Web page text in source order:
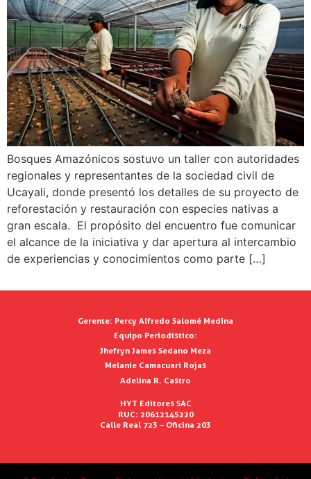
Bosques Amazónicos sostuvo un taller con autoridades
regionales y representantes de la sociedad civil de
Ucayali, donde presentó los detalles de su proyecto de
reforestación y restauración con especies nativas a
gran escala. El propósito del encuentro fue comunicar
el alcance de la iniciativa y dar apertura al intercambio
de experiencias y conocimientos como parte […]
Gerente: Percy Alfredo Salomé Medina
Equipo Periodístico:
Jhefryn James Sedano Meza
Melanie Camacuari Rojas
Adelina R. Castro
HYT Editores SAC
RUC: 20612145220
Calle Real 723 – Oficina 203